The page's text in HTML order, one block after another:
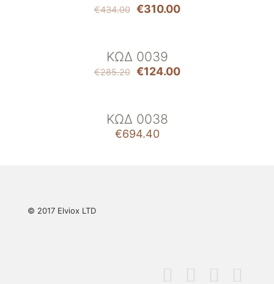
€434.00 €310.00
ΚΩΔ 0039
€285.20 €124.00
ΚΩΔ 0038
€694.40
© 2017 Elviox LTD